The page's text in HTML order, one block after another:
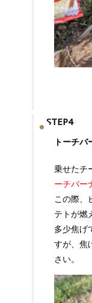
STEP4
トーチバ
乗せたチ
ーチバー
この際、
テトが燃
多少焦げ
すが、焦
さい。